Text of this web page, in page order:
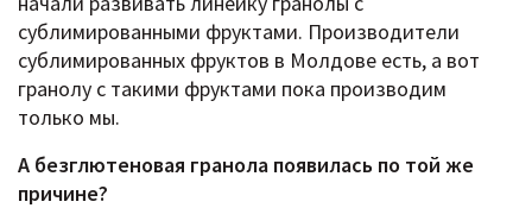
сублимированными фруктами. Производители
сублимированных фруктов в Молдове есть, а вот
гранолу с такими фруктами пока производим
только мы.
А безглютеновая гранола появилась по той же
причине?